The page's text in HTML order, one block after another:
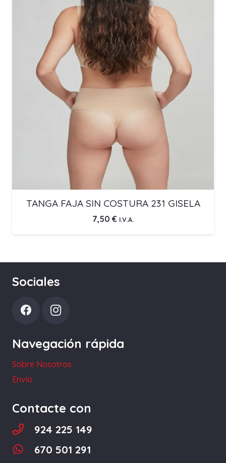
TANGA FAJA SIN COSTURA 231 GISELA
7,50 € I.V.A.
Sociales
Navegación rápida
Sobre Nosotros
Envío
Contacte con
924 225 149
670 501 291